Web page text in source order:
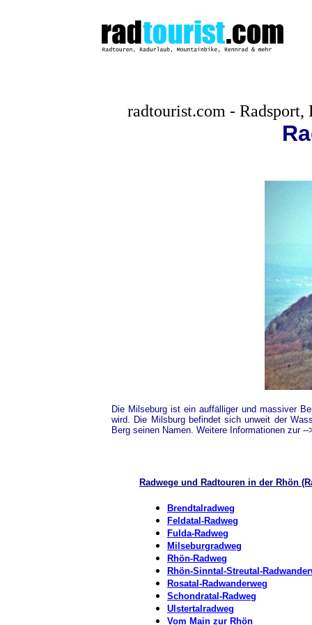
radtourist.com - Radsport,
Die Milseburg ist ein auffälliger und massiver
wird. Die Milsburg befindet sich unweit der
Berg seinen Namen. Weitere Informationen zur
Radwege und Radtouren in der Rhön
Brendtalradweg
Feldatal-Radweg
Fulda-Radweg
Milseburgradweg
Rhön-Radweg
Rhön-Sinntal-Streutal-
Rosatal-Radwanderweg
Schondratal-Radweg
Ulstertalradweg
Vom Main zur Rhön